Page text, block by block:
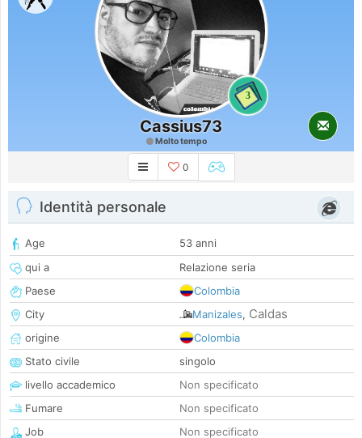
3
Cassius73
Molto tempo
0
Identità personale
Age
53 anni
qui a
Relazione seria
Paese
Colombia
City
Manizales, Caldas
origine
Colombia
Stato civile
singolo
livello accademico
Non specificato
Fumare
Non specificato
Job
Non specificato